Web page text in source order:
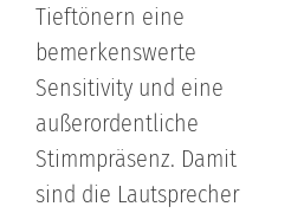
Tieftönern eine
bemerkenswerte
Sensitivity und eine
außerordentliche
Stimmpräsenz. Damit
sind die Lautsprecher